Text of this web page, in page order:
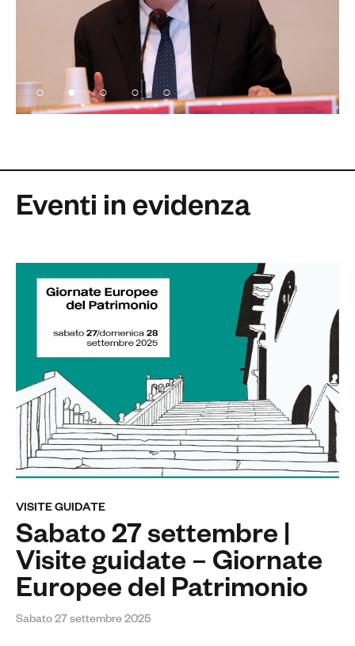
Eventi in evidenza
VISITE GUIDATE
Sabato 27 settembre |
Visite guidate – Giornate
Europee del Patrimonio
Sabato 27 settembre 2025